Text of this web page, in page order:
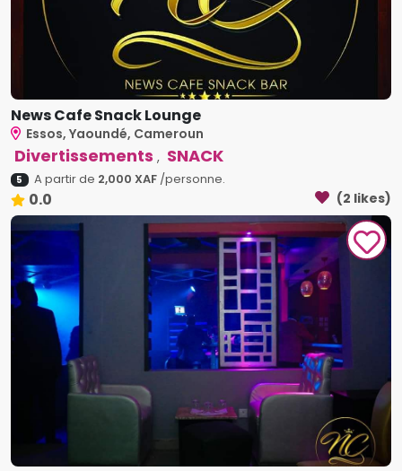
News Cafe Snack Lounge
Essos, Yaoundé, Cameroun
Divertissements , SNACK
5 A partir de 2,000 XAF/personne.
0.0 (2 likes)